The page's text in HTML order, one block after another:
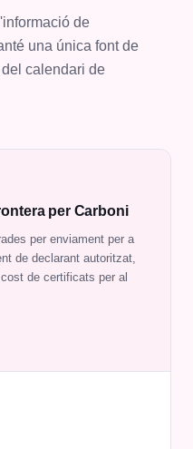
de
una única font de
calendari de
per Carboni
per enviament per a
de declarant autoritzat,
de certificats per al